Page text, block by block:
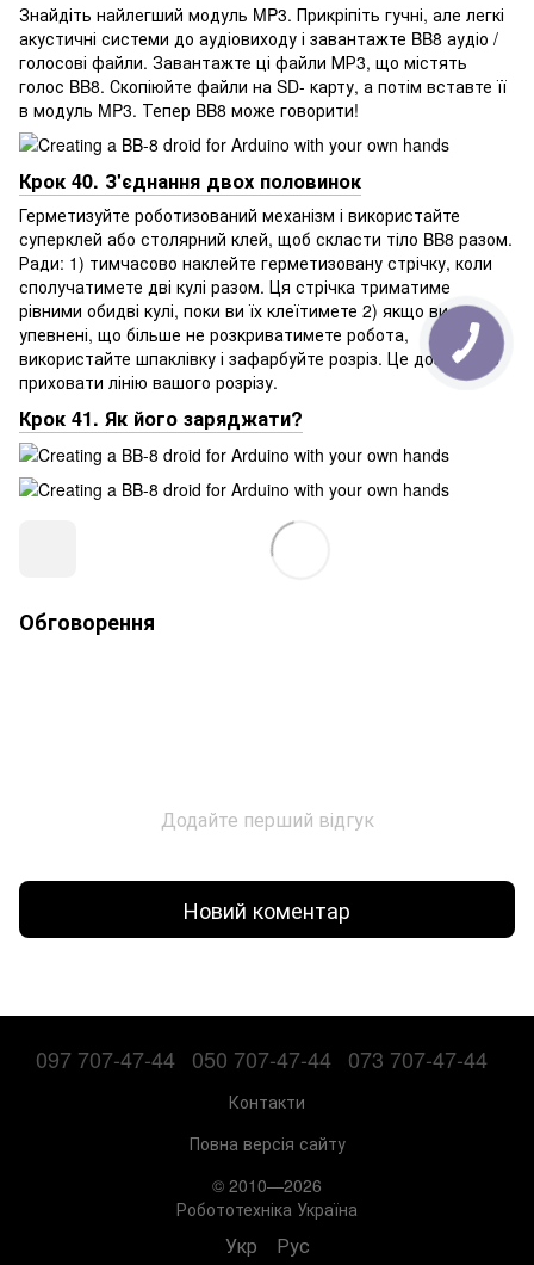
Знайдіть найлегший модуль MP3. Прикріпіть гучні, але легкі
акустичні системи до аудіовиходу і завантажте BB8 аудіо /
голосові файли. Завантажте ці файли МР3, що містять
голос BB8. Скопіюйте файли на SD- карту, а потім вставте її
в модуль MP3. Тепер BB8 може говорити!
Крок 40. З'єднання двох половинок
Герметизуйте роботизований механізм і використайте
суперклей або столярний клей, щоб скласти тіло BB8 разом.
Ради: 1) тимчасово наклейте герметизовану стрічку, коли
сполучатимете дві кулі разом. Ця стрічка триматиме
рівними обидві кулі, поки ви їх клеїтимете 2) якщо ви
упевнені, що більше не розкриватимете робота,
використайте шпаклівку і зафарбуйте розріз. Це дозволить
приховати лінію вашого розрізу.
Крок 41. Як його заряджати?
Обговорення
Додайте перший відгук
Новий коментар
097 707-47-44 050 707-47-44 073 707-47-44
Контакти
Повна версія сайту
© 2010—2026
Робототехніка Україна
Укр Рус